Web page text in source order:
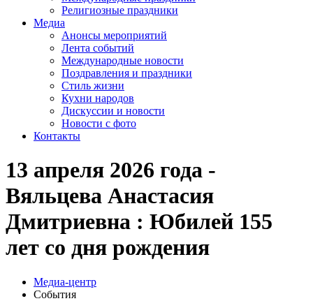
Религиозные праздники
Медиа
Анонсы мероприятий
Лента событий
Международные новости
Поздравления и праздники
Cтиль жизни
Кухни народов
Дискуссии и новости
Новости с фото
Контакты
13 апреля 2026 года -
Вяльцева Анастасия
Дмитриевна : Юбилей 155
лет со дня рождения
Медиа-центр
События